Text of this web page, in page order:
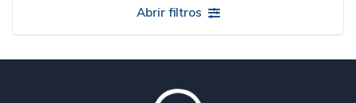
Abrir filtros